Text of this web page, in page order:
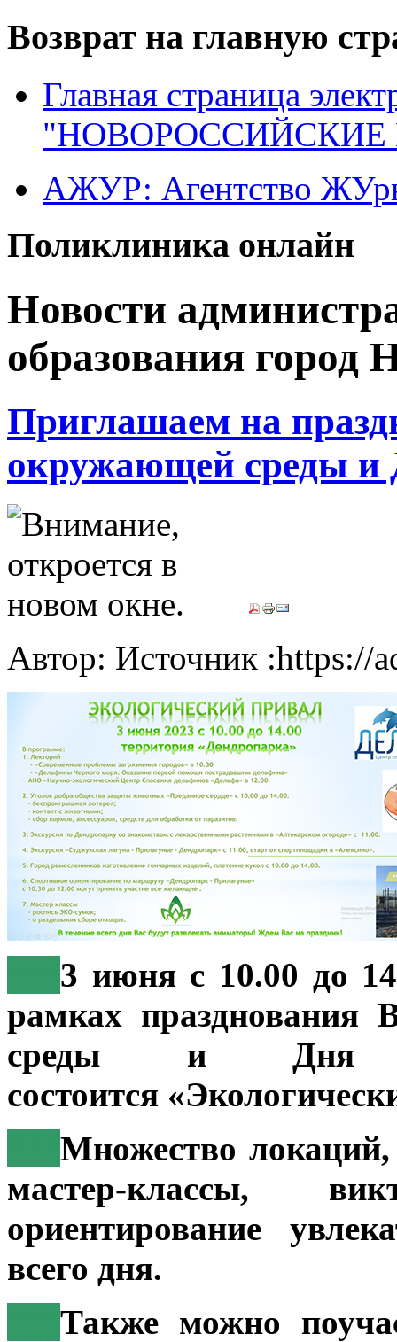
Возврат на главную
Главная страница
"НОВОРОССИЙСКИЕ
АЖУР: Агентство
Поликлиника онлайн
Новости
образования город
Приглашаем на
окружающей среды и
Автор: Источник :https://
3 июня с 10.00 до
рамках празднования
среды и Дня
состоится
Множество локаций,
мастер-классы,
ориентирование
всего дня.
Также можно